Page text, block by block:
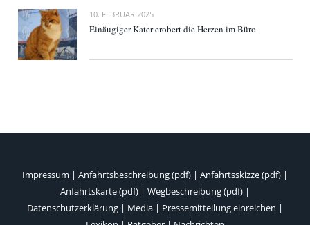
10. FEBRUAR 2025
Einäugiger Kater erobert die Herzen im Büro
Impressum | Anfahrtsbeschreibung (pdf) | Anfahrtsskizze (pdf) |
Anfahrtskarte (pdf) | Wegbeschreibung (pdf) |
Datenschutzerklärung | Media | Pressemitteilung einreichen |